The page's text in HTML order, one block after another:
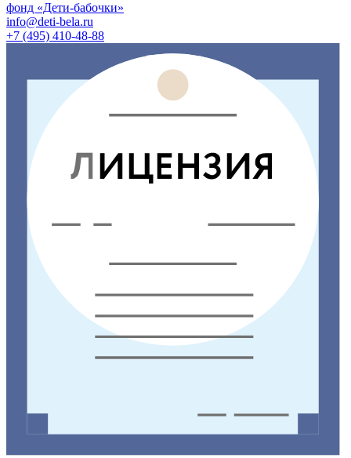
фонд «Дети-бабочки»
info@deti-bela.ru
+7 (495) 410-48-88